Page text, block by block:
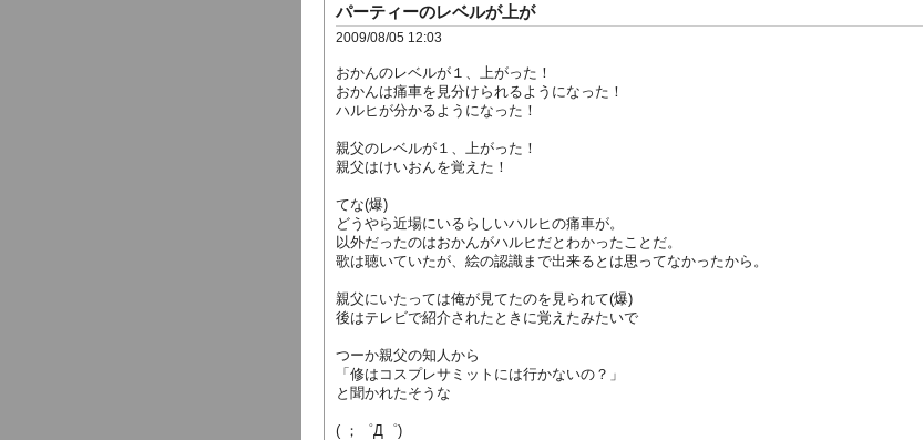
パーティーのレベルが上が
2009/08/05 12:03
おかんのレベルが１、上がった！
おかんは痛車を見分けられるようになった！
ハルヒが分かるようになった！
親父のレベルが１、上がった！
親父はけいおんを覚えた！
てな(爆)
どうやら近場にいるらしいハルヒの痛車が。
以外だったのはおかんがハルヒだとわかったことだ。
歌は聴いていたが、絵の認識まで出来るとは思ってなかったから。
親父にいたっては俺が見てたのを見られて(爆)
後はテレビで紹介されたときに覚えたみたいで
つーか親父の知人から
「修はコスプレサミットには行かないの？」
と聞かれたそうな
( ；゜Д゜)